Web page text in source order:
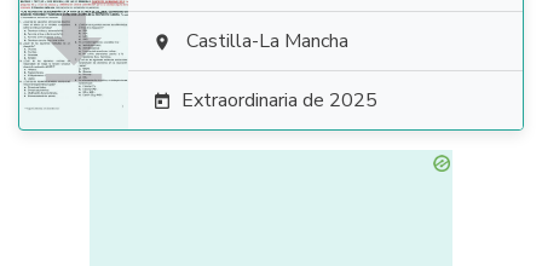
  Castilla-La Mancha
 Extraordinaria de 2025